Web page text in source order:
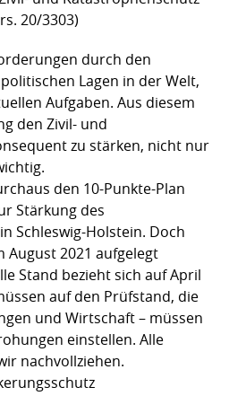
20/3303)
durch den
Lagen in der Welt,
Aufgaben. Aus diesem
den Zivil- und
zu stärken, nicht nur
den 10-Punkte-Plan
Stärkung des
Schleswig-Holstein. Doch
August 2021 aufgelegt
Stand bezieht sich auf April
auf den Prüfstand, die
und Wirtschaft – müssen
einstellen. Alle
nachvollziehen.